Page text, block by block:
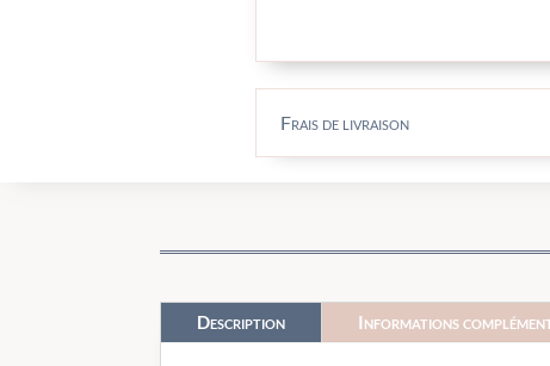
Frais de livraison
Description Informations